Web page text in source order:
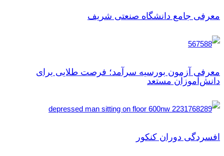
معرفی جامع دانشگاه صنعتی شریف
معرفی آزمون بورسیه سرآمد؛ فرصت طلایی برای
دانش‌آموزان مستعد
افسردگی دوران کنکور